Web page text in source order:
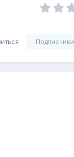
Подписчики